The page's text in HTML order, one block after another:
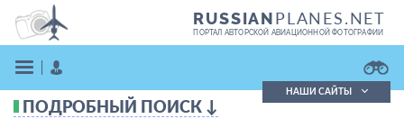
RUSSIANPLANES.NET
ПОРТАЛ АВТОРСКОЙ АВИАЦИОННОЙ ФОТОГРАФИИ
НАШИ САЙТЫ
ПОДРОБНЫЙ ПОИСК ↓